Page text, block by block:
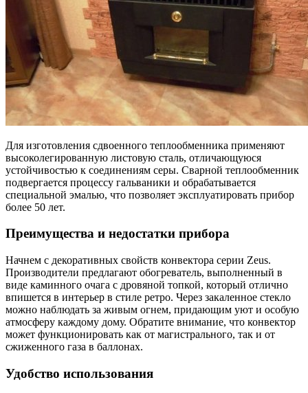
Для изготовления сдвоенного теплообменника применяют
высоколегированную листовую сталь, отличающуюся
устойчивостью к соединениям серы. Сварной теплообменник
подвергается процессу гальваники и обрабатывается
специальной эмалью, что позволяет эксплуатировать прибор
более 50 лет.
Преимущества и недостатки прибора
Начнем с декоративных свойств конвектора серии Zeus.
Производители предлагают обогреватель, выполненный в
виде каминного очага с дровяной топкой, который отлично
впишется в интерьер в стиле ретро. Через закаленное стекло
можно наблюдать за живым огнем, придающим уют и особую
атмосферу каждому дому. Обратите внимание, что конвектор
может функционировать как от магистрального, так и от
сжиженного газа в баллонах.
Удобство использования